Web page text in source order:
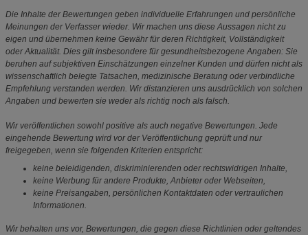
Die Inhalte der Bewertungen geben individuelle Erfahrungen und persönliche
Meinungen der Verfasser wieder. Wir machen uns diese Aussagen nicht zu
eigen und übernehmen keine Gewähr für deren Richtigkeit, Vollständigkeit
oder Aktualität. Dies gilt insbesondere für gesundheitsbezogene Angaben: Sie
beruhen auf subjektiven Einschätzungen einzelner Kunden und dürfen nicht als
wissenschaftlich belegte Tatsachen, medizinische Beratung oder verbindliche
Empfehlung verstanden werden. Wir distanzieren uns ausdrücklich von solchen
Angaben und bewerten sie weder als richtig noch als falsch.
Wir veröffentlichen sowohl positive als auch negative Bewertungen. Jede
eingehende Bewertung wird vor der Veröffentlichung geprüft und nur
freigegeben, wenn sie folgenden Kriterien entspricht:
keine beleidigenden, diskriminierenden oder rechtswidrigen Inhalte,
keine Werbung für andere Produkte, Anbieter oder Webseiten,
keine Preisangaben, persönlichen Kontaktdaten oder vertraulichen
Informationen.
Wir behalten uns vor, Bewertungen, die gegen diese Richtlinien oder geltendes